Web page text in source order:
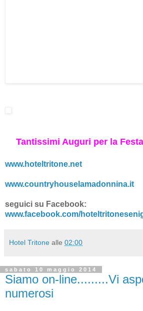
Tantissimi Auguri per la
www.hoteltritone.net
www.countryhouselamadonnina.it
seguici su Facebook:
www.facebook.com/
Hotel Tritone alle 02:00
sabato 10 maggio 2014
Siamo on-line.........Vi
numerosi